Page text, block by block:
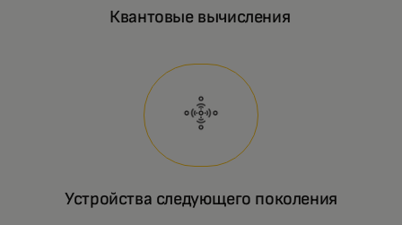
Квантовые вычисления
Устройства следующего поколения